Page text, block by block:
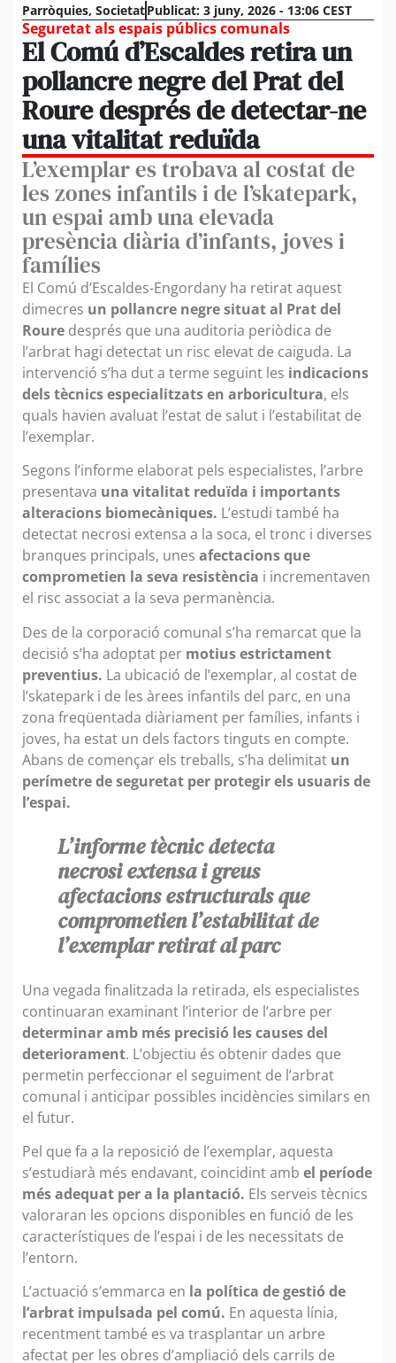
Parròquies, SocietatPublicat: 3 juny, 2026 - 13:06 CEST
Seguretat als espais públics comunals
El Comú d’Escaldes retira un
pollancre negre del Prat del
Roure després de detectar-ne
una vitalitat reduïda
L’exemplar es trobava al costat de
les zones infantils i de l’skatepark,
un espai amb una elevada
presència diària d’infants, joves i
famílies
El Comú d’Escaldes-Engordany ha retirat aquest
dimecres un pollancre negre situat al Prat del
Roure després que una auditoria periòdica de
l’arbrat hagi detectat un risc elevat de caiguda. La
intervenció s’ha dut a terme seguint les indicacions
dels tècnics especialitzats en arboricultura, els
quals havien avaluat l’estat de salut i l’estabilitat de
l’exemplar.
Segons l’informe elaborat pels especialistes, l’arbre
presentava una vitalitat reduïda i importants
alteracions biomecàniques. L’estudi també ha
detectat necrosi extensa a la soca, el tronc i diverses
branques principals, unes afectacions que
comprometien la seva resistència i incrementaven
el risc associat a la seva permanència.
Des de la corporació comunal s’ha remarcat que la
decisió s’ha adoptat per motius estrictament
preventius. La ubicació de l’exemplar, al costat de
l’skatepark i de les àrees infantils del parc, en una
zona freqüentada diàriament per famílies, infants i
joves, ha estat un dels factors tinguts en compte.
Abans de començar els treballs, s’ha delimitat un
perímetre de seguretat per protegir els usuaris de
l’espai.
L’informe tècnic detecta
necrosi extensa i greus
afectacions estructurals que
comprometien l’estabilitat de
l’exemplar retirat al parc
Una vegada finalitzada la retirada, els especialistes
continuaran examinant l’interior de l’arbre per
determinar amb més precisió les causes del
deteriorament. L’objectiu és obtenir dades que
permetin perfeccionar el seguiment de l’arbrat
comunal i anticipar possibles incidències similars en
el futur.
Pel que fa a la reposició de l’exemplar, aquesta
s’estudiarà més endavant, coincidint amb el període
més adequat per a la plantació. Els serveis tècnics
valoraran les opcions disponibles en funció de les
característiques de l’espai i de les necessitats de
l’entorn.
L’actuació s’emmarca en la política de gestió de
l’arbrat impulsada pel comú. En aquesta línia,
recentment també es va trasplantar un arbre
afectat per les obres d’ampliació dels carrils de